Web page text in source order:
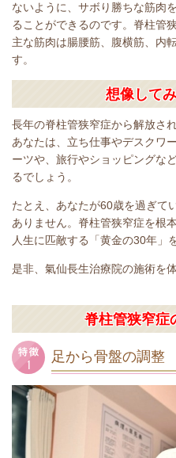
ないように、サボり勝ちな筋肉
ることができるのです。 脊柱管
主な筋肉は腸腰筋、腹横筋、内
す。
想像して
長年の脊柱管狭窄症から解放さ
あなたは、立ち仕事やデスクワ
ーツや、旅行やショッピングな
るでしょう。
たとえ、あなたが60歳を過ぎて
ありません。脊柱管狭窄症を根
人生に匹敵する「黄金の30年」
是非、氣仙長生治療院の施術を
脊柱管狭窄症
足から骨盤の調整